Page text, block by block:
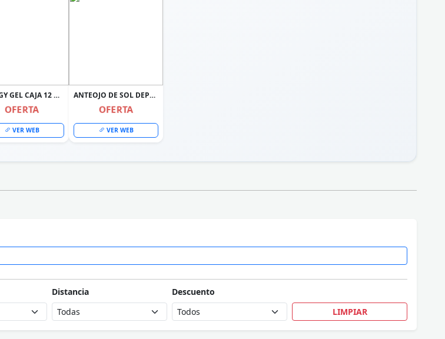
ENERGY GEL CAJA 12 UNIDADES + RACE GEL 12 UNIDADES MERVICK
OFERTA
VER WEB
ANTEOJO DE SOL DEPORTIVO RUNNING CICLISMO UV 400
OFERTA
VER WEB
Distancia
Descuento
LIMPIAR